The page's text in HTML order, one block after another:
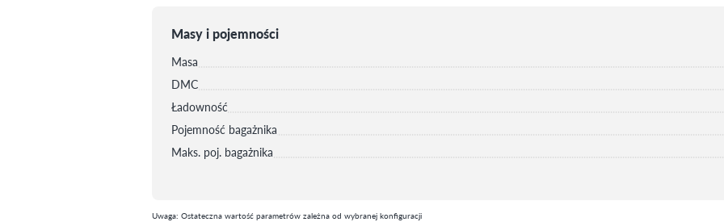
Masy i pojemności
Masa
DMC
Ładowność
Pojemność bagażnika
Maks. poj. bagażnika
Uwaga: Ostateczna wartość parametrów zależna od wybranej konfiguracji